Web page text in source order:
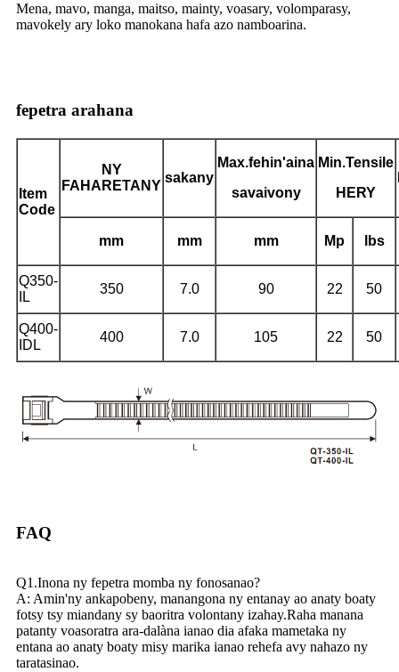
Mena, mavo, manga, maitso, mainty, voasary, volomparasy,
mavokely ary loko manokana hafa azo namboarina.
fepetra arahana
Item
Code
NY
FAHARETANY
sakany
Max.fehin'aina
savaivony
Min.Tensile
HERY
mm mm mm Mp lbs
Q350-
IL
350 7.0 90 22 50
Q400-
IDL
400 7.0 105 22 50
FAQ
Q1.Inona ny fepetra momba ny fonosanao?
A: Amin'ny ankapobeny, manangona ny entanay ao anaty boaty
fotsy tsy miandany sy baoritra volontany izahay.Raha manana
patanty voasoratra ara-dalàna ianao dia afaka mametaka ny
entana ao anaty boaty misy marika ianao rehefa avy nahazo ny
taratasinao.